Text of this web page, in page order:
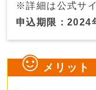
※詳細は公式サ
申込期限：2024
メリット